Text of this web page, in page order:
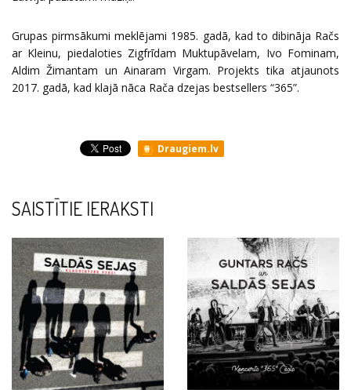
Grupas pirmsākumi meklējami 1985. gadā, kad to dibināja Račs
ar Kleinu, piedaloties Zigfrīdam Muktupāvelam, Ivo Fominam,
Aldim Žimantam un Ainaram Virgam. Projekts tika atjaunots
2017. gadā, kad klajā nāca Rača dzejas bestsellers “365”.
Draugiem.lv
SAISTĪTIE IERAKSTI